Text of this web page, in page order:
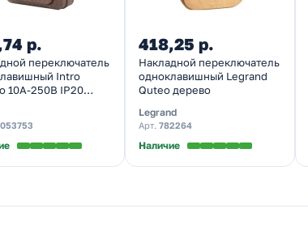
р.
переключатель
Intro
10А-250В IP20
418,25 р.
Накладной переключатель
одноклавишный Legrand
Quteo дерево
Legrand
Арт. 782264
Наличие